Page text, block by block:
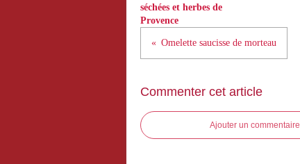
séchées et herbes de
Provence
Omelette saucisse de morteau
Commenter cet article
Ajouter un commentaire